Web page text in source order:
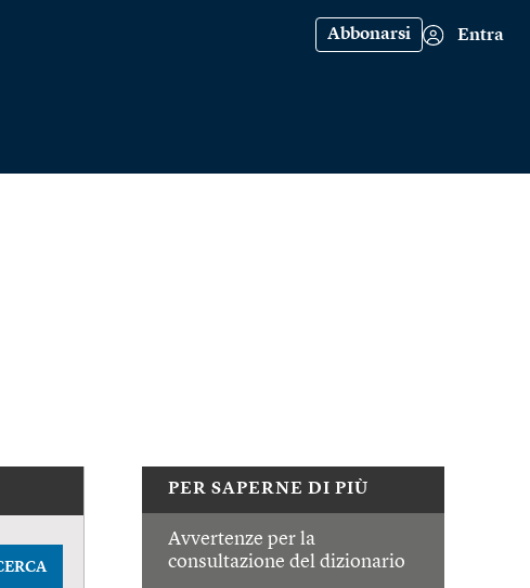
Abbonarsi Entra
PER SAPERNE DI PIÙ
Avvertenze per la
consultazione del dizionario